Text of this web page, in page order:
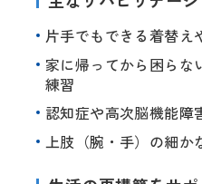
片手でもできる着替え
家に帰ってから困らな
練習
認知症や高次脳機能障
上肢（腕・手）の細か